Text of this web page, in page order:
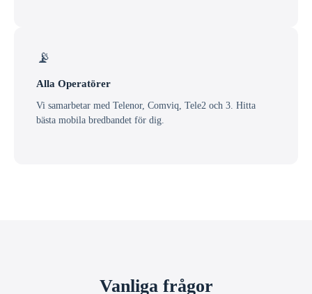
📡
Alla Operatörer
Vi samarbetar med Telenor, Comviq, Tele2 och 3. Hitta
bästa mobila bredbandet för dig.
Vanliga frågor